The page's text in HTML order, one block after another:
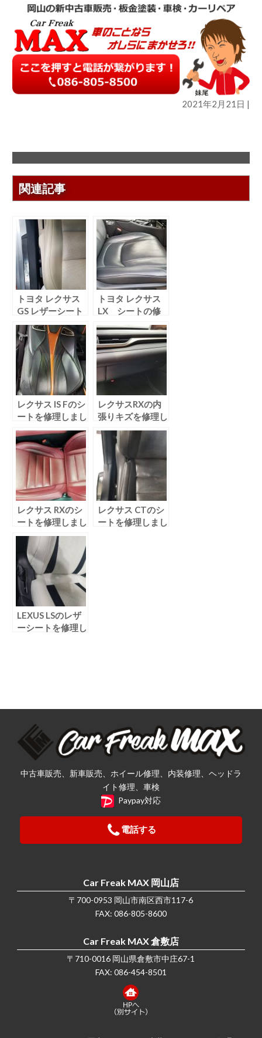
2021年2月21日 |
関連記事
トヨタ レクサス
GS レザーシート
のリペアを行いま
した！
トヨタ レクサス
LX シートの修
理を行いました！
レクサス IS Fのシ
ートを修理しまし
た！
レクサスRXの内
張りキズを修理し
ました！
レクサス RXのシ
ートを修理しまし
た！
レクサス CTのシ
ートを修理しまし
LEXUS LSのレザ
ーシートを修理し
中古車販売、新車販売、ホイール修理、内装修理、ヘッドラ
イト修理、車検
Paypay対応
電話する
Car Freak MAX 岡山店
〒700-0953 岡山市南区西市117-6
FAX: 086-805-8600
Car Freak MAX 倉敷店
〒710-0016 岡山県倉敷市中庄67-1
FAX: 086-454-8501